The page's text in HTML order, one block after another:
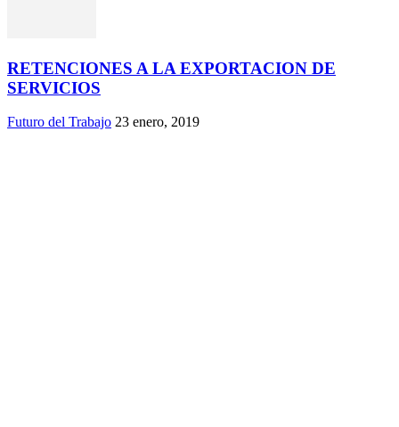
RETENCIONES A LA EXPORTACION DE
SERVICIOS
Futuro del Trabajo 23 enero, 2019